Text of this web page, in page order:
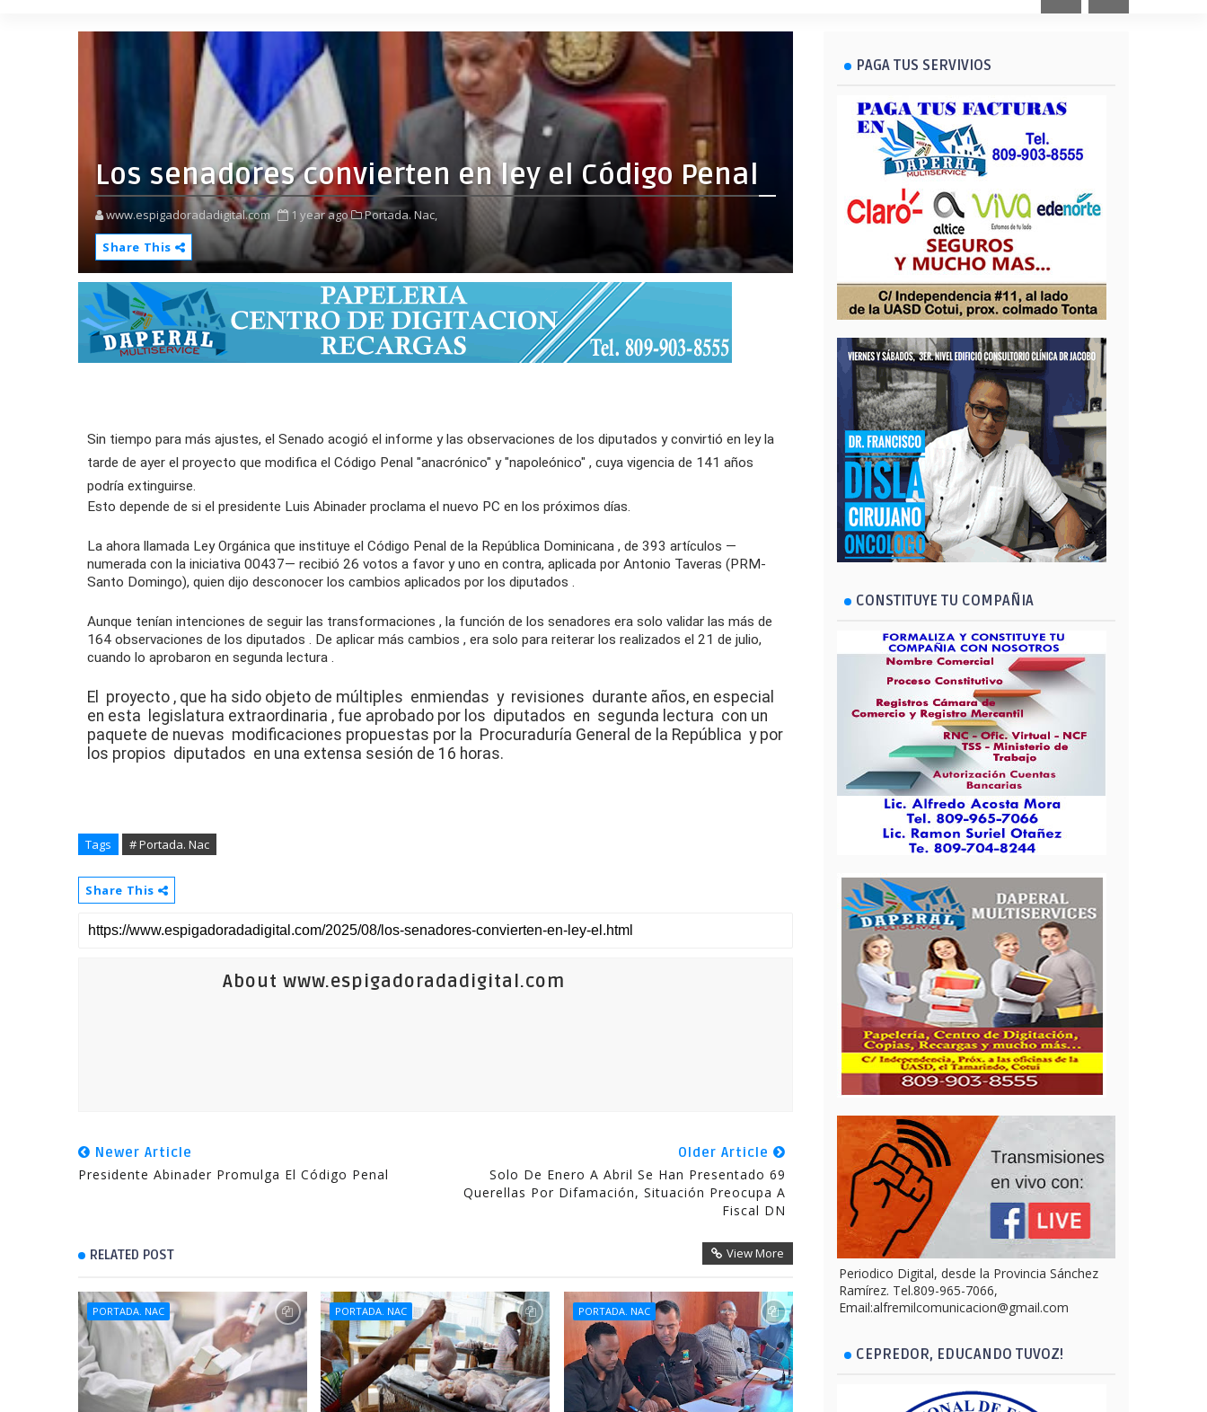
Los senadores convierten en ley el Código Penal
www.espigadoradadigital.com 1 year ago
Portada. Nac,
Share This
Sin tiempo para más ajustes, el Senado acogió el informe y las observaciones de los diputados y convirtió en leyla
tarde de ayer el proyecto que modifica el Código Penal "anacrónico" y "napoleónico" , cuya vigencia de 141 años
podría extinguirse.
Esto depende de si el presidente Luis Abinader proclama el nuevo PC en los próximos días.
La ahora llamada Ley Orgánica que instituye el Código Penal de la República Dominicana , de 393 artículos —
numerada con la iniciativa 00437— recibió 26 votos a favor y uno en contra, aplicada por Antonio Taveras (PRM-
Santo Domingo), quien dijo desconocer los cambios aplicados por los diputados .
Aunque tenían intenciones de seguir las transformaciones , la función de los senadores era solo validar las más de
164 observaciones de los diputados . De aplicar más cambios , era solo para reiterar los realizados el 21 de julio,
cuando lo aprobaron en segunda lectura .
El proyecto , que ha sido objeto de múltiples enmiendas y revisiones durante años, en especial
en esta
legislatura extraordinaria , fue aprobado por los diputados en segunda lectura con un
paquete de nuevas modificaciones propuestas por la Procuraduría General de la República y por
los propios diputados en una extensa sesión de 16 horas.
Tags # Portada. Nac
Share This
About www.espigadoradadigital.com
Newer Article
Presidente Abinader Promulga El Código Penal
Older Article
Solo De Enero A Abril Se Han Presentado 69
Querellas Por Difamación, Situación Preocupa A
Fiscal DN
RELATED POST View More
PORTADA. NAC PORTADA. NAC PORTADA. NAC
PAGA TUS SERVIVIOS
CONSTITUYE TU COMPAÑIA
Periodico Digital, desde la Provincia Sánchez
Ramírez. Tel.809-965-7066,
Email:alfremilcomunicacion@gmail.com
CEPREDOR, EDUCANDO TUVOZ!